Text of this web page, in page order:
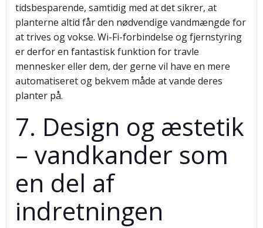
tidsbesparende, samtidig med at det sikrer, at
planterne altid får den nødvendige vandmængde for
at trives og vokse. Wi-Fi-forbindelse og fjernstyring
er derfor en fantastisk funktion for travle
mennesker eller dem, der gerne vil have en mere
automatiseret og bekvem måde at vande deres
planter på.
7. Design og æstetik
– vandkander som
en del af
indretningen